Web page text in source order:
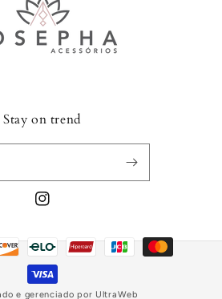
Stay on trend
Instagram
e gerenciado por UltraWeb